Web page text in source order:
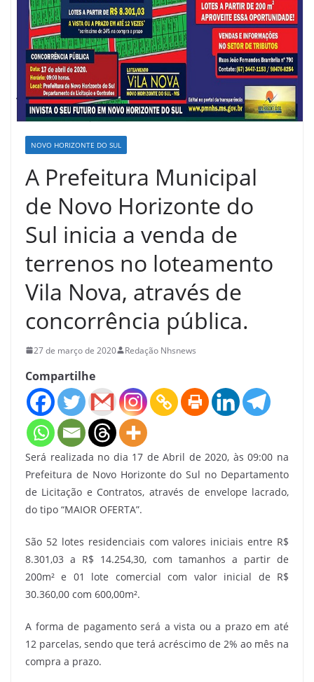
NOVO HORIZONTE DO SUL
A Prefeitura Municipal
de Novo Horizonte do
Sul inicia a venda de
terrenos no loteamento
Vila Nova, através de
concorrência pública.
27 de março de 2020 Redação Nhsnews
Compartilhe
Será realizada no dia 17 de Abril de 2020, às 09:00 na
Prefeitura de Novo Horizonte do Sul no Departamento
de Licitação e Contratos, através de envelope lacrado,
do tipo “MAIOR OFERTA”.
São 52 lotes residenciais com valores iniciais entre R$
8.301,03 a R$ 14.254,30, com tamanhos a partir de
200m² e 01 lote comercial com valor inicial de R$
30.360,00 com 600,00m².
A forma de pagamento será a vista ou a prazo em até
12 parcelas, sendo que terá acréscimo de 2% ao mês na
compra a prazo.